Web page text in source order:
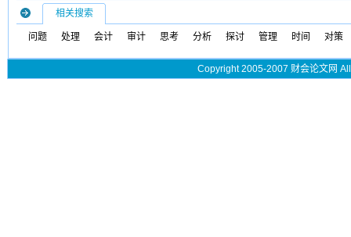
相关搜索
问题 处理 会计 审计 思考 分析 探讨 管理 时间 对策
Copyright 2005-2007 财会论文网